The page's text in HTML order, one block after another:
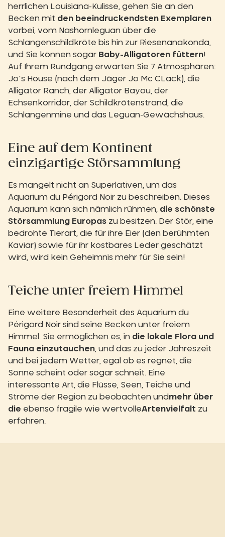
herrlichen Louisiana-Kulisse, gehen Sie an den
Becken mit den beeindruckendsten Exemplaren
vorbei, vom Nashornleguan über die
Schlangenschildkröte bis hin zur Riesenanakonda,
und Sie können sogar Baby-Alligatoren füttern!
Auf Ihrem Rundgang erwarten Sie 7 Atmosphären:
Jo's House (nach dem Jäger Jo Mc CLack), die
Alligator Ranch, der Alligator Bayou, der
Echsenkorridor, der Schildkrötenstrand, die
Schlangenmine und das Leguan-Gewächshaus.
Eine auf dem Kontinent
einzigartige Störsammlung
Es mangelt nicht an Superlativen, um das
Aquarium du Périgord Noir zu beschreiben. Dieses
Aquarium kann sich nämlich rühmen, die schönste
Störsammlung Europas zu besitzen. Der Stör, eine
bedrohte Tierart, die für ihre Eier (den berühmten
Kaviar) sowie für ihr kostbares Leder geschätzt
wird, wird kein Geheimnis mehr für Sie sein!
Teiche unter freiem Himmel
Eine weitere Besonderheit des Aquarium du
Périgord Noir sind seine Becken unter freiem
Himmel. Sie ermöglichen es, in die lokale Flora und
Fauna einzutauchen , und das zu jeder Jahreszeit
und bei jedem Wetter, egal ob es regnet, die
Sonne scheint oder sogar schneit. Eine
interessante Art, die Flüsse, Seen, Teiche und
Ströme der Region zu beobachten undmehr über
die ebenso fragile wie wertvolleArtenvielfalt zu
erfahren.